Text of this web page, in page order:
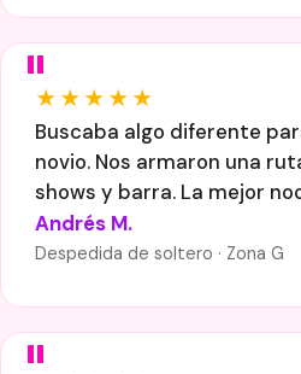
★★★★★
Buscaba algo diferente
novio. Nos armaron una
shows y barra. La mejor
Andrés M.
Despedida de soltero · Zona G